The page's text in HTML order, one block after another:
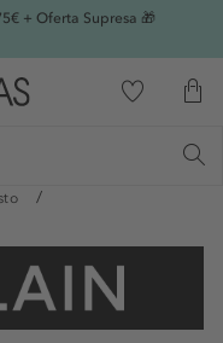
+ Oferta Supresa 🎁